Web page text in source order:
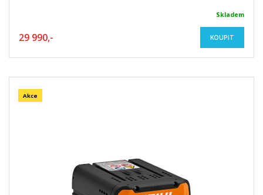
Skladem
29 990,- KOUPIT
Akce